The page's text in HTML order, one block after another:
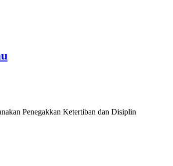
Penegakkan Ketertiban dan Disiplin